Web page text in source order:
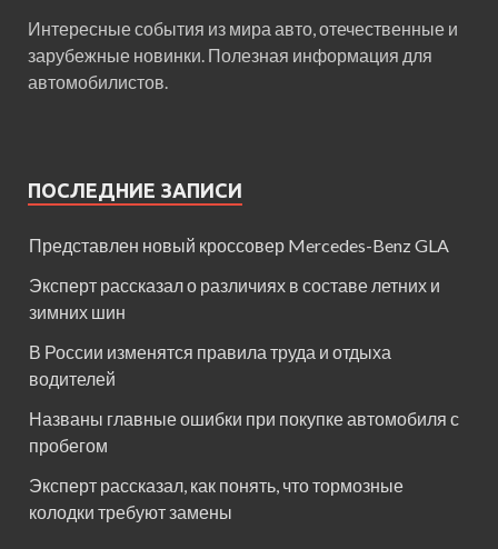
Интересные события из мира авто, отечественные и
зарубежные новинки. Полезная информация для
автомобилистов.
ПОСЛЕДНИЕ ЗАПИСИ
Представлен новый кроссовер Mercedes-Benz GLA
Эксперт рассказал о различиях в составе летних и
зимних шин
В России изменятся правила труда и отдыха
водителей
Названы главные ошибки при покупке автомобиля с
пробегом
Эксперт рассказал, как понять, что тормозные
колодки требуют замены